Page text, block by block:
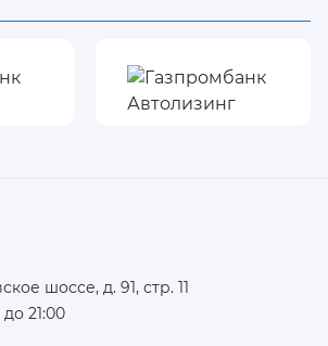
шоссе, д. 91, стр. 11
21:00